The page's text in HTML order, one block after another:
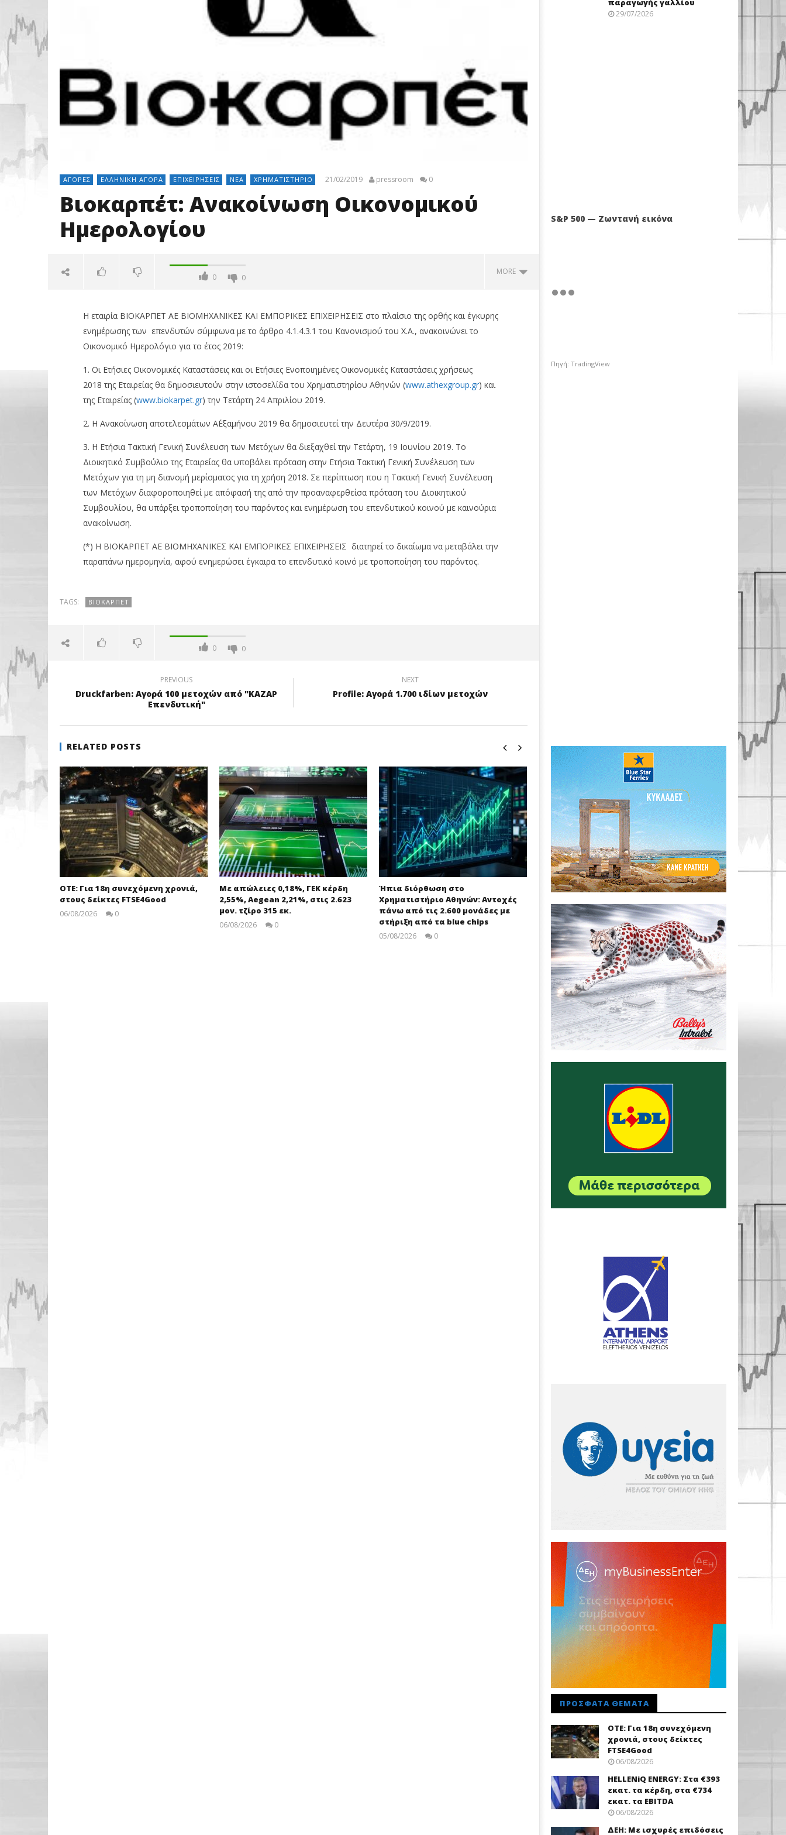
ΑΓΟΡΈΣ ΕΛΛΗΝΙΚΉ ΑΓΟΡΆ ΕΠΙΧΕΙΡΉΣΕΙΣ ΝΈΑ ΧΡΗΜΑΤΙΣΤΉΡΙΟ 21/02/2019 pressroom 0
Βιοκαρπέτ: Ανακοίνωση Οικονομικού
Ημερολογίου
0 0
MORE
NOW VIEWING
Οικονομικού Ημερολογίου
pressroom
ΟΤΕ: Για 18η συνεχόμενη χρονιά,
στους δείκτες FTSE4Good
21/02/2019
pressroom
HELLENiQ ENERGY: Στα €393 εκατ.
τα κέρδη, στα €734 εκατ. τα
EBITDA
21/02/2019
pressroom
Η εταιρία ΒΙΟΚΑΡΠΕΤ ΑΕ ΒΙΟΜΗΧΑΝΙΚΕΣ ΚΑΙ ΕΜΠΟΡΙΚΕΣ ΕΠΙΧΕΙΡΗΣΕΙΣ στο πλαίσιο της ορθής και έγκυρης
ενημέρωσης των επενδυτών σύμφωνα με το άρθρο 4.1.4.3.1 του Κανονισμού του Χ.Α., ανακοινώνει το
Οικονομικό Ημερολόγιο για το έτος 2019:
1. Οι Ετήσιες Οικονομικές Καταστάσεις και οι Ετήσιες Ενοποιημένες Οικονομικές Καταστάσεις χρήσεως
2018 της Εταιρείας θα δημοσιευτούν στην ιστοσελίδα του Χρηματιστηρίου Αθηνών (www.athexgroup.gr) και
της Εταιρείας (www.biokarpet.gr) την Τετάρτη 24 Απριλίου 2019.
2. Η Ανακοίνωση αποτελεσμάτων Α΄Εξαμήνου 2019 θα δημοσιευτεί την Δευτέρα 30/9/2019.
3. Η Ετήσια Τακτική Γενική Συνέλευση των Μετόχων θα διεξαχθεί την Τετάρτη, 19 Ιουνίου 2019. Το
Διοικητικό Συμβούλιο της Εταιρείας θα υποβάλει πρόταση στην Ετήσια Τακτική Γενική Συνέλευση των
Μετόχων για τη μη διανομή μερίσματος για τη χρήση 2018. Σε περίπτωση που η Τακτική Γενική Συνέλευση
των Μετόχων διαφοροποιηθεί με απόφασή της από την προαναφερθείσα πρόταση του Διοικητικού
Συμβουλίου, θα υπάρξει τροποποίηση του παρόντος και ενημέρωση του επενδυτικού κοινού με καινούρια
ανακοίνωση.
(*) Η ΒΙΟΚΑΡΠΕΤ ΑΕ ΒΙΟΜΗΧΑΝΙΚΕΣ ΚΑΙ ΕΜΠΟΡΙΚΕΣ ΕΠΙΧΕΙΡΗΣΕΙΣ διατηρεί το δικαίωμα να μεταβάλει την
παραπάνω ημερομηνία, αφού ενημερώσει έγκαιρα το επενδυτικό κοινό με τροποποίηση του παρόντος.
TAGS: ΒΙΟΚΑΡΠΈΤ
0 0
PREVIOUS
Druckfarben: Αγορά 100 μετοχών από "ΚΑΖΑΡ
Επενδυτική"
NEXT
Profile: Αγορά 1.700 ιδίων μετοχών
RELATED POSTS
ΟΤΕ: Για 18η συνεχόμενη χρονιά,
στους δείκτες FTSE4Good
06/08/2026
0
Με απώλειες 0,18%, ΓΕΚ κέρδη
2,55%, Aegean 2,21%, στις 2.623
μον. τζίρο 315 εκ.
06/08/2026
0
Ήπια διόρθωση στο
Χρηματιστήριο Αθηνών: Αντοχές
πάνω από τις 2.600 μονάδες με
στήριξη από τα blue chips
05/08/2026
0
παραγωγής γαλλίου
29/07/2026
S&P 500 — Ζωντανή εικόνα
Πηγή: TradingView
ΠΡΌΣΦΑΤΑ ΘΈΜΑΤΑ
ΟΤΕ: Για 18η συνεχόμενη
χρονιά, στους δείκτες
FTSE4Good
06/08/2026
HELLENiQ ENERGY: Στα €393
εκατ. τα κέρδη, στα €734
εκατ. τα EBITDA
06/08/2026
ΔΕΗ: Με ισχυρές επιδόσεις